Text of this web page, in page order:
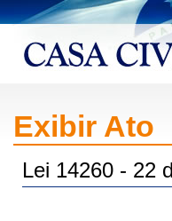
Exibir Ato
Lei 14260 - 22